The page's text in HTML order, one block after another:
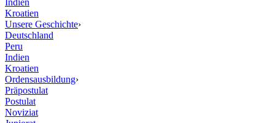
Indien
Kroatien
Unsere Geschichte›
Deutschland
Peru
Indien
Kroatien
Ordensausbildung›
Präpostulat
Postulat
Noviziat